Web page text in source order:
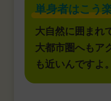
単身者はこう
大自然に囲まれ
大都市圏へもア
も近いんですよ。